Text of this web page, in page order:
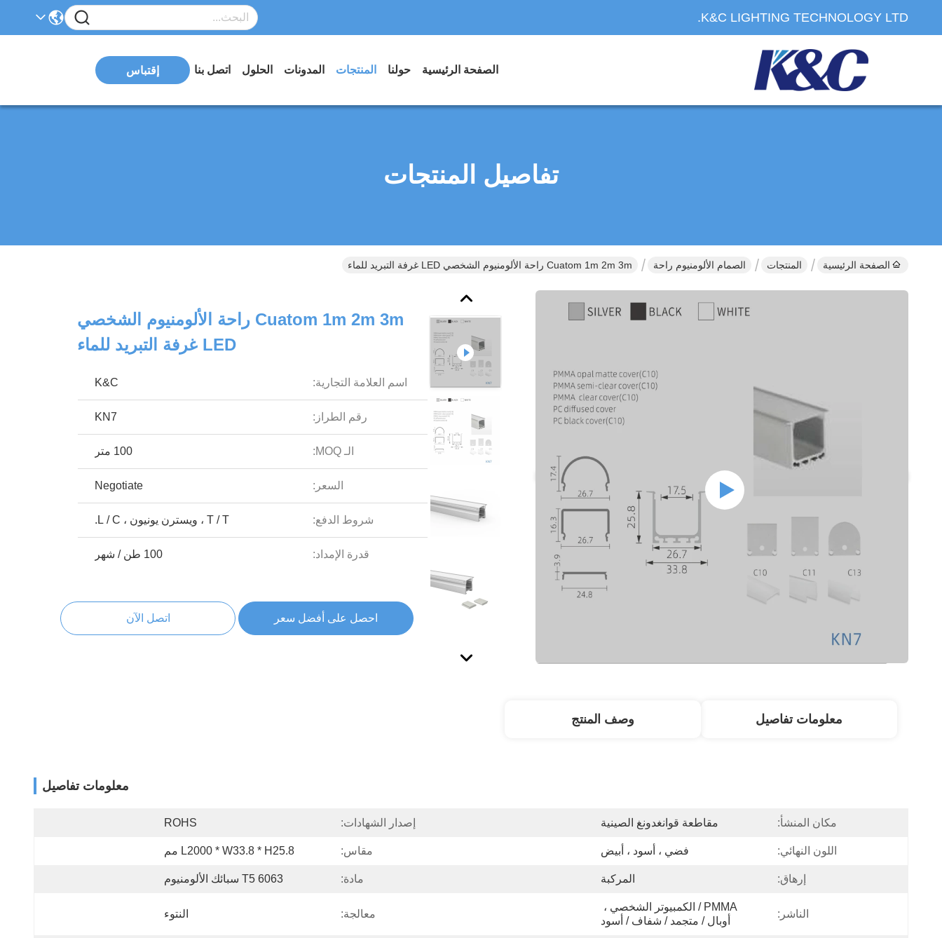
K&C LIGHTING TECHNOLOGY LTD.
الصفحة الرئيسية حولنا المنتجات المدونات الحلول اتصل بنا إقتباس
تفاصيل المنتجات
الصفحة الرئيسية المنتجات الصمام الألومنيوم راحة Cuatom 1m 2m 3m راحة الألومنيوم الشخصي LED غرفة التبريد للماء
Cuatom 1m 2m 3m راحة الألومنيوم الشخصي
LED غرفة التبريد للماء
اسم العلامة التجارية: K&C
رقم الطراز: KN7
الـ MOQ: 100 متر
السعر: Negotiate
شروط الدفع: T / T ، ويسترن يونيون ، L / C.
قدرة الإمداد: 100 طن / شهر
احصل على أفضل سعر اتصل الآن
معلومات تفاصيل وصف المنتج
معلومات تفاصيل
مكان المنشأ: مقاطعة قوانغدونغ الصينية إصدار الشهادات: ROHS
اللون النهائي: فضي ، أسود ، أبيض مقاس: L2000 * W33.8 * H25.8 مم
إرهاق: المركبة مادة: 6063 T5 سبائك الألومنيوم
الناشر:
أوبال / متجمد / شفاف / أسود
معالجة: النتوء